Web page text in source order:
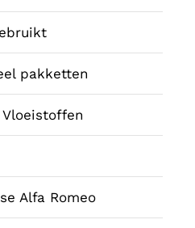
pakketten
Alfa Romeo